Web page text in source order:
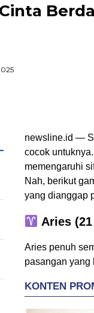
newsline.id —
cocok
memengaruhi
Nah, berikut
yang dianggap
Aries
Aries penuh
pasangan yang